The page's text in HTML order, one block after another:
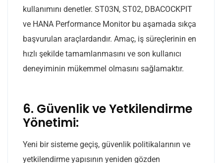
kullanımını denetler. ST03N, ST02, DBACOCKPIT
ve HANA Performance Monitor bu aşamada sıkça
başvurulan araçlardandır. Amaç, iş süreçlerinin en
hızlı şekilde tamamlanmasını ve son kullanıcı
deneyiminin mükemmel olmasını sağlamaktır.
6. Güvenlik ve Yetkilendirme
Yönetimi:
Yeni bir sisteme geçiş, güvenlik politikalarının ve
yetkilendirme yapısının yeniden gözden